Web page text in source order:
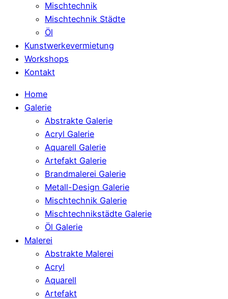
Mischtechnik
Mischtechnik Städte
Öl
Kunstwerkevermietung
Workshops
Kontakt
Home
Galerie
Abstrakte Galerie
Acryl Galerie
Aquarell Galerie
Artefakt Galerie
Brandmalerei Galerie
Metall-Design Galerie
Mischtechnik Galerie
Mischtechnikstädte Galerie
Öl Galerie
Malerei
Abstrakte Malerei
Acryl
Aquarell
Artefakt